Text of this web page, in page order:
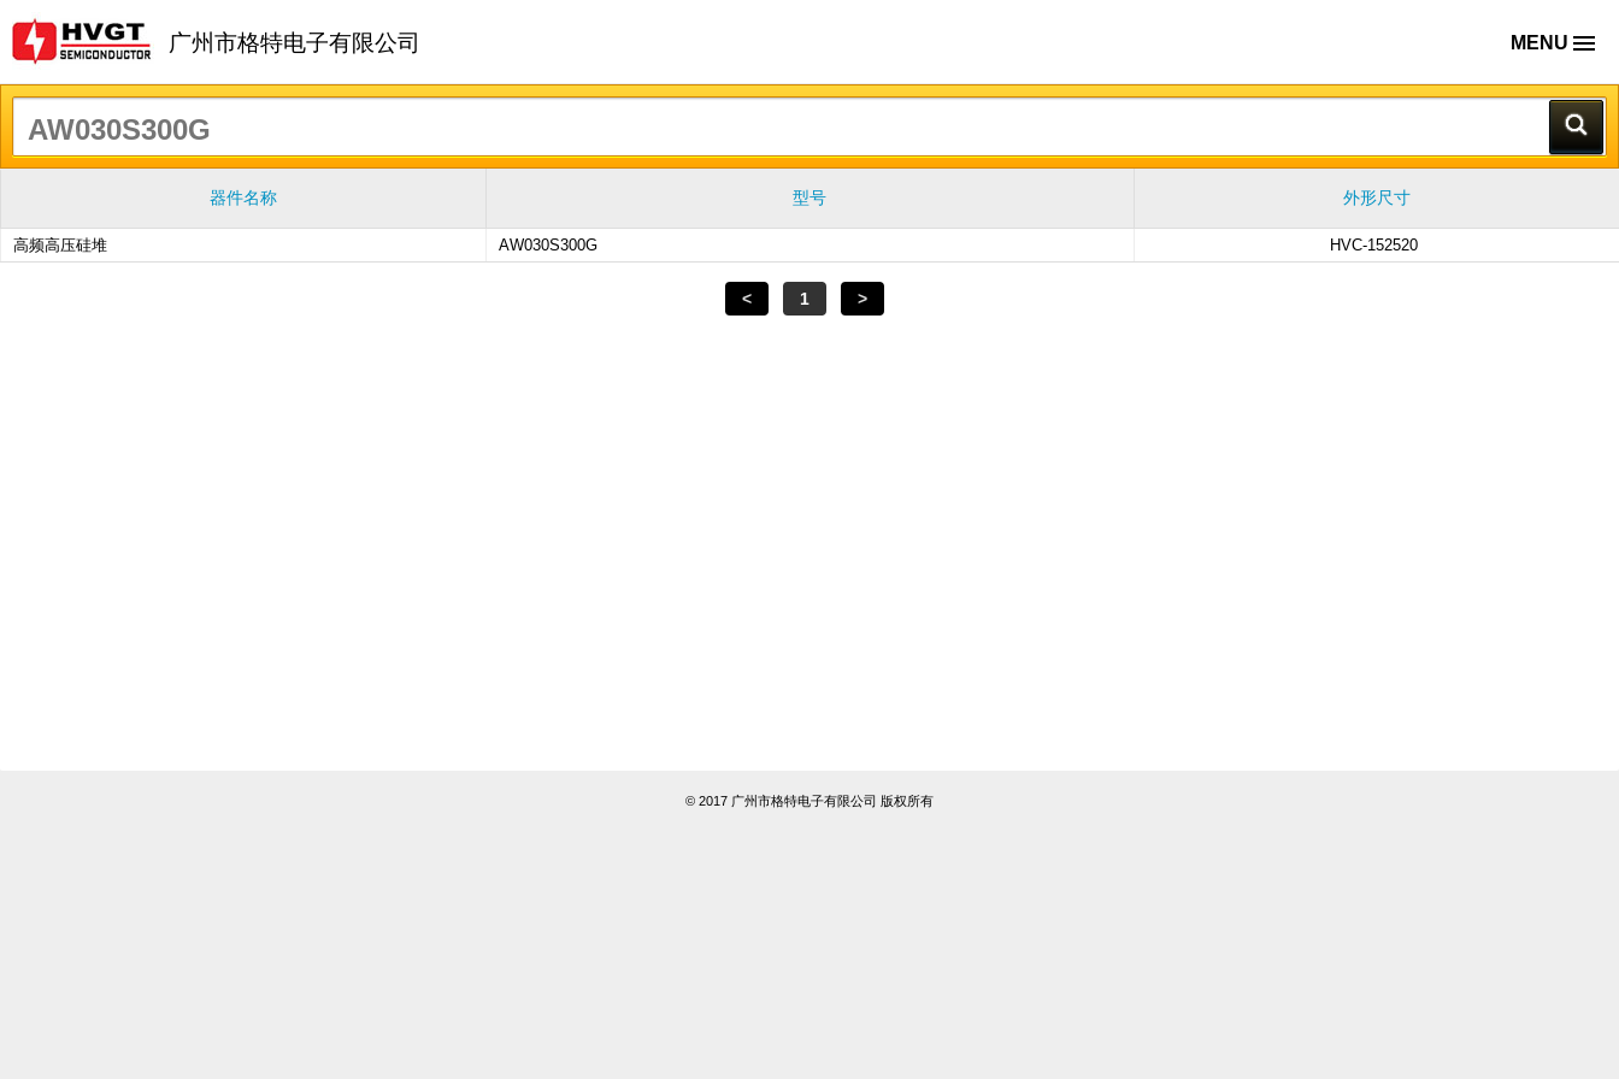
广州市格特电子有限公司 MENU
器件名称 型号 外形尺寸
高频高压硅堆 AW030S300G HVC-152520
< 1 >
© 2017 广州市格特电子有限公司 版权所有